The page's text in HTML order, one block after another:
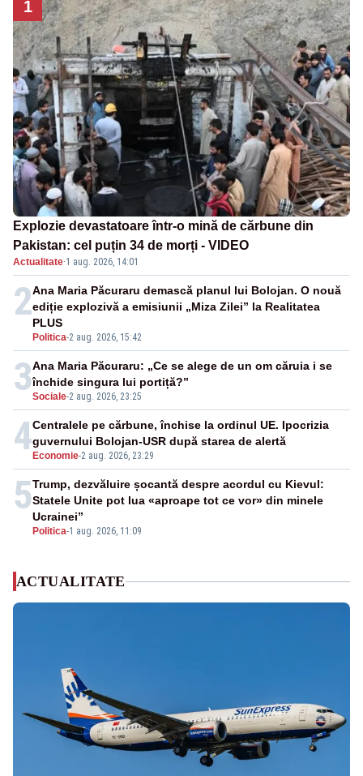
1
Explozie devastatoare într-o mină de cărbune din
Pakistan: cel puțin 34 de morți - VIDEO
Actualitate·1 aug. 2026, 14:01
2
Politica-2 aug. 2026, 15:42
Ana Maria Păcuraru demască planul lui Bolojan. O nouă
ediție explozivă a emisiunii „Miza Zilei” la Realitatea
PLUS
3Sociale-2 aug. 2026, 23:25
Ana Maria Păcuraru: „Ce se alege de un om căruia i se
închide singura lui portiță?”
4 Economie-2 aug. 2026, 23:29
Centralele pe cărbune, închise la ordinul UE. Ipocrizia
guvernului Bolojan-USR după starea de alertă
5
Politica-1 aug. 2026, 11:09
Trump, dezvăluire șocantă despre acordul cu Kievul:
Statele Unite pot lua «aproape tot ce vor» din minele
Ucrainei”
ACTUALITATE